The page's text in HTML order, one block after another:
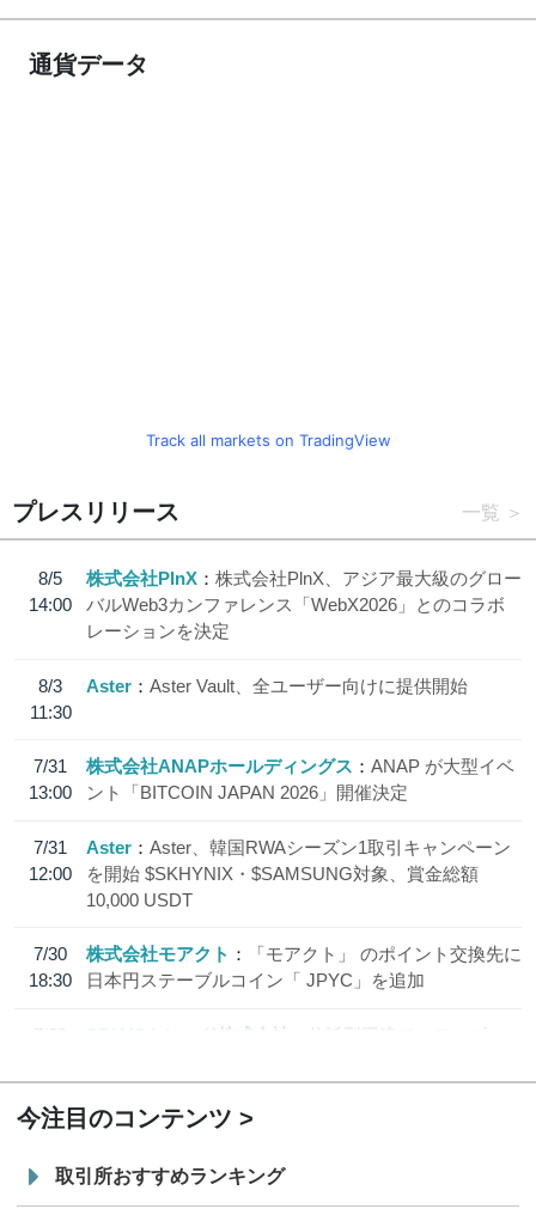
通貨データ
Track all markets on TradingView
プレスリリース 一覧
8/5
14:00
株式会社PlnX
株式会社PlnX、アジア最大級のグロー
バルWeb3カンファレンス「WebX2026」とのコラボ
レーションを決定
8/3
11:30
Aster Aster Vault、全ユーザー向けに提供開始
7/31
13:00
株式会社ANAPホールディングス
ANAP が大型イベ
ント「BITCOIN JAPAN 2026」開催決定
7/31
12:00
Aster
Aster、韓国RWAシーズン1取引キャンペーン
を開始 $SKHYNIX・$SAMSUNG対象、賞金総額
10,000 USDT
7/30
18:30
株式会社モアクト
「モアクト」 のポイント交換先に
日本円ステーブルコイン「 JPYC」を追加
7/29
SBI VCトレード株式会社
信託型円建てステーブル
今注目のコンテンツ
取引所おすすめランキング